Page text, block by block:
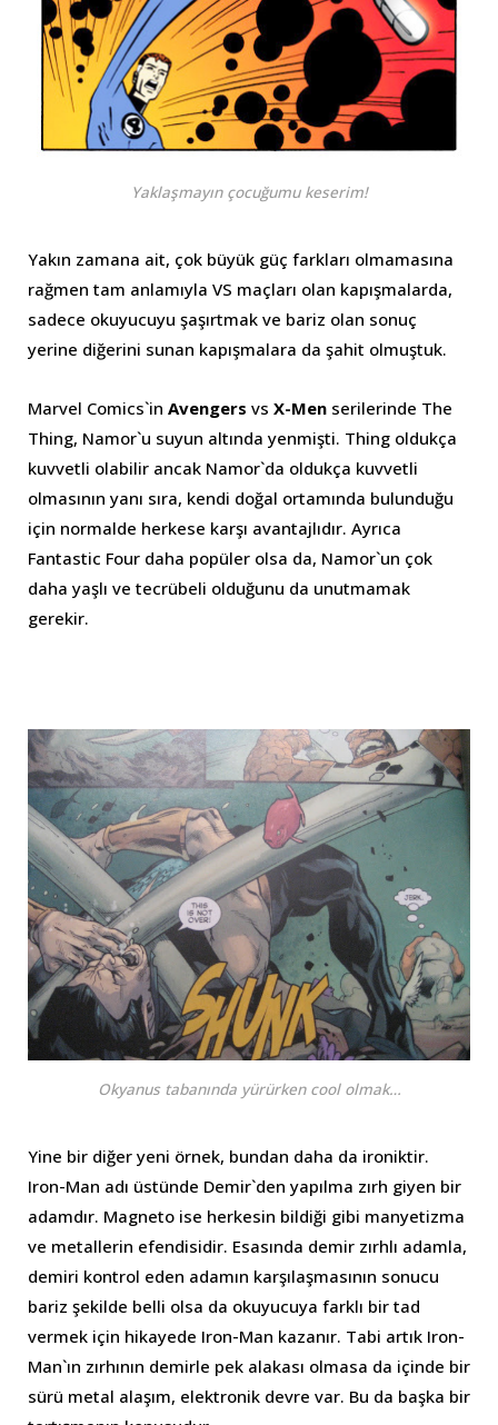
Yaklaşmayın çocuğumu keserim!
Yakın zamana ait, çok büyük güç farkları olmamasına
rağmen tam anlamıyla VS maçları olan kapışmalarda,
sadece okuyucuyu şaşırtmak ve bariz olan sonuç
yerine diğerini sunan kapışmalara da şahit olmuştuk.
Marvel Comics`in Avengers vs X-Men serilerinde The
Thing, Namor`u suyun altında yenmişti. Thing oldukça
kuvvetli olabilir ancak Namor`da oldukça kuvvetli
olmasının yanı sıra, kendi doğal ortamında bulunduğu
için normalde herkese karşı avantajlıdır. Ayrıca
Fantastic Four daha popüler olsa da, Namor`un çok
daha yaşlı ve tecrübeli olduğunu da unutmamak
gerekir.
Okyanus tabanında yürürken cool olmak…
Yine bir diğer yeni örnek, bundan daha da ironiktir.
Iron-Man adı üstünde Demir`den yapılma zırh giyen bir
adamdır. Magneto ise herkesin bildiği gibi manyetizma
ve metallerin efendisidir. Esasında demir zırhlı adamla,
demiri kontrol eden adamın karşılaşmasının sonucu
bariz şekilde belli olsa da okuyucuya farklı bir tad
vermek için hikayede Iron-Man kazanır. Tabi artık Iron-
Man`ın zırhının demirle pek alakası olmasa da içinde bir
sürü metal alaşım, elektronik devre var. Bu da başka bir